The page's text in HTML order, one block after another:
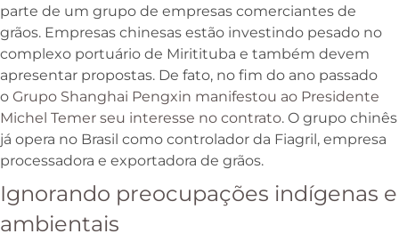
parte de um grupo de empresas comerciantes de
grãos. Empresas chinesas estão investindo pesado no
complexo portuário de Miritituba e também devem
apresentar propostas. De fato, no fim do ano passado
o Grupo Shanghai Pengxin manifestou ao Presidente
Michel Temer seu interesse no contrato. O grupo chinês
já opera no Brasil como controlador da Fiagril, empresa
processadora e exportadora de grãos.
Ignorando preocupações indígenas e
ambientais